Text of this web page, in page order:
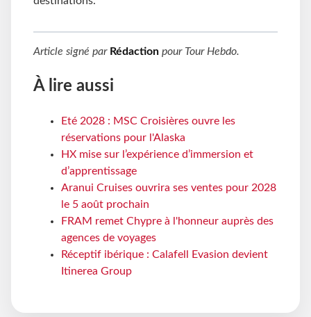
Article signé par Rédaction pour Tour Hebdo.
À lire aussi
Eté 2028 : MSC Croisières ouvre les
réservations pour l'Alaska
HX mise sur l’expérience d’immersion et
d’apprentissage
Aranui Cruises ouvrira ses ventes pour 2028
le 5 août prochain
FRAM remet Chypre à l'honneur auprès des
agences de voyages
Réceptif ibérique : Calafell Evasion devient
Itinerea Group